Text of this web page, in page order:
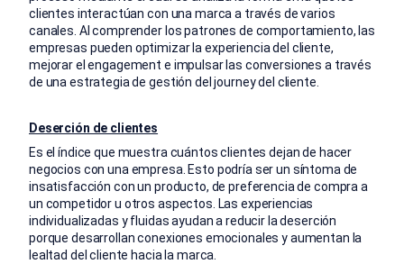
clientes interactúan con una marca a través de varios
canales. Al comprender los patrones de comportamiento, las
empresas pueden optimizar la experiencia del cliente,
mejorar el engagement e impulsar las conversiones a través
de una estrategia de gestión del journey del cliente.
Deserción de clientes
Es el índice que muestra cuántos clientes dejan de hacer
negocios con una empresa. Esto podría ser un síntoma de
insatisfacción con un producto, de preferencia de compra a
un competidor u otros aspectos. Las experiencias
individualizadas y fluidas ayudan a reducir la deserción
porque desarrollan conexiones emocionales y aumentan la
lealtad del cliente hacia la marca.